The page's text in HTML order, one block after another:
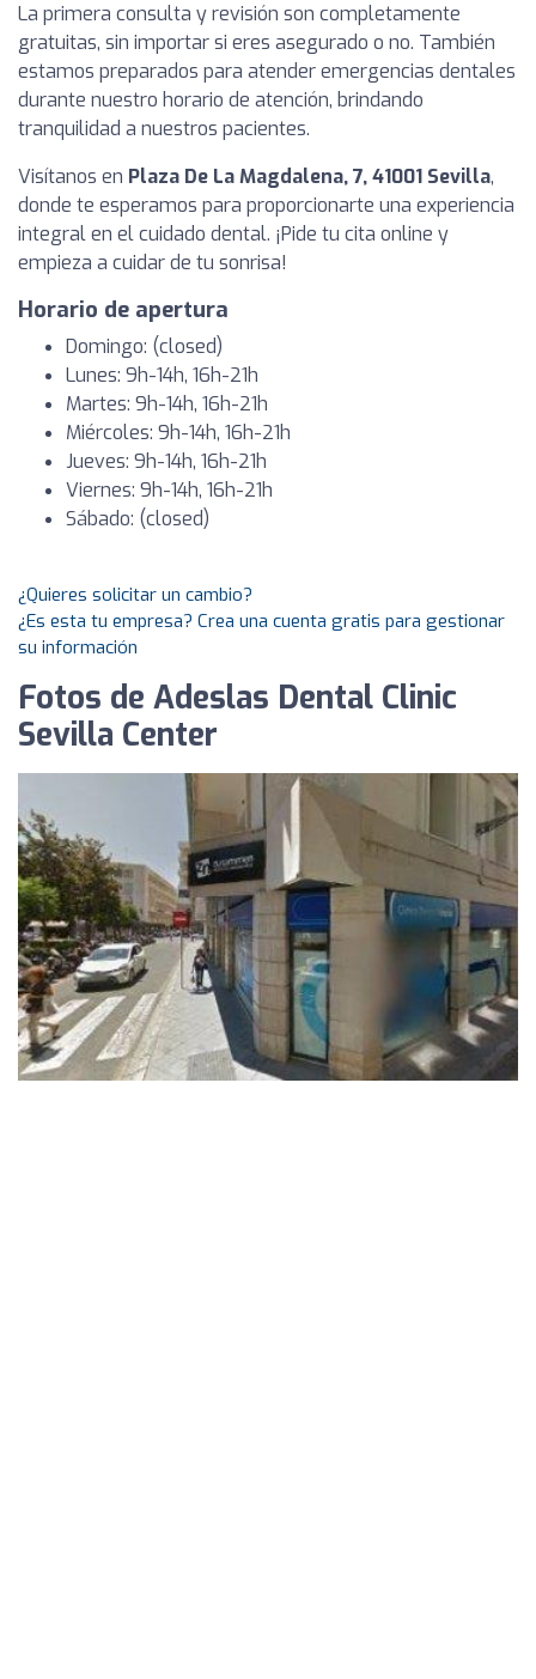
La primera consulta y revisión son completamente
gratuitas, sin importar si eres asegurado o no. También
estamos preparados para atender emergencias dentales
durante nuestro horario de atención, brindando
tranquilidad a nuestros pacientes.
Visítanos en Plaza De La Magdalena, 7, 41001 Sevilla,
donde te esperamos para proporcionarte una experiencia
integral en el cuidado dental. ¡Pide tu cita online y
empieza a cuidar de tu sonrisa!
Horario de apertura
Domingo: (closed)
Lunes: 9h-14h, 16h-21h
Martes: 9h-14h, 16h-21h
Miércoles: 9h-14h, 16h-21h
Jueves: 9h-14h, 16h-21h
Viernes: 9h-14h, 16h-21h
Sábado: (closed)
¿Quieres solicitar un cambio?
¿Es esta tu empresa? Crea una cuenta gratis para gestionar
su información
Fotos de Adeslas Dental Clinic
Sevilla Center